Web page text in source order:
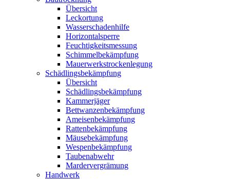
Übersicht
Leckortung
Wasserschadenhilfe
Horizontalsperre
Feuchtigkeitsmessung
Schimmelbekämpfung
Mauerwerkstrockenlegung
Schädlingsbekämpfung
Übersicht
Schädlingsbekämpfung
Kammerjäger
Bettwanzenbekämpfung
Ameisenbekämpfung
Rattenbekämpfung
Mäusebekämpfung
Wespenbekämpfung
Taubenabwehr
Mardervergrämung
Handwerk